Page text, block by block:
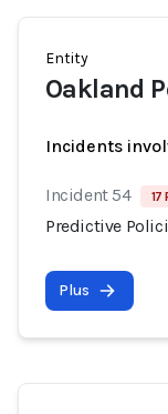
Entity
Oakland
Incidents
Incident 54 17
Predictive
Plus